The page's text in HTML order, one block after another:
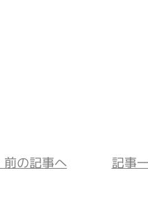
の記事へ 記事